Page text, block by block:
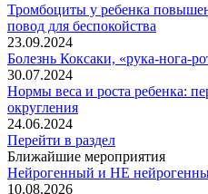
Тромбоциты у ребенка
повод для беспокойства
23.09.2024
Болезнь Коксаки, «рука-нога-
30.07.2024
Нормы веса и роста ребенка:
округления
24.06.2024
Перейти в раздел
Ближайшие мероприятия
Нейрогенный и НЕ
10.08.2026